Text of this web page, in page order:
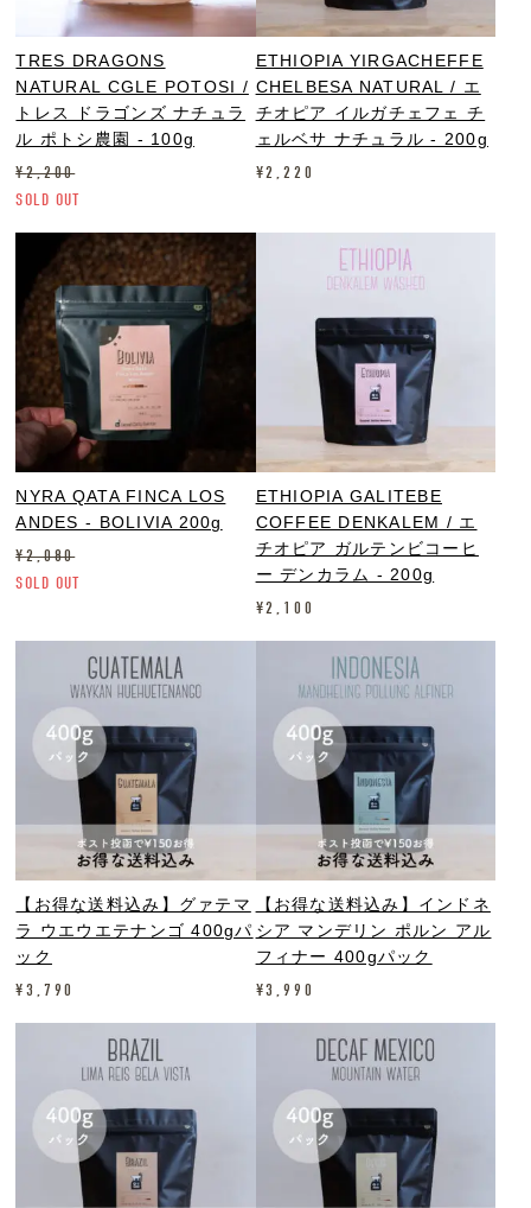
TRES DRAGONS
NATURAL CGLE POTOSI /
トレス ドラゴンズ ナチュラ
ル ポトシ農園 - 100g
¥2,200
SOLD OUT
ETHIOPIA YIRGACHEFFE
CHELBESA NATURAL / エ
チオピア イルガチェフェ チ
ェルベサ ナチュラル - 200g
¥2,220
NYRA QATA FINCA LOS
ANDES - BOLIVIA 200g
¥2,080
SOLD OUT
ETHIOPIA GALITEBE
COFFEE DENKALEM / エ
チオピア ガルテンビコーヒ
ー デンカラム - 200g
¥2,100
【お得な送料込み】グァテマ
ラ ウエウエテナンゴ 400gパ
ック
¥3,790
【お得な送料込み】インドネ
シア マンデリン ポルン アル
フィナー 400gパック
¥3,990